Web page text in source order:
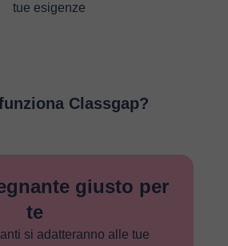
tue esigenze
Classgap?
giusto per
te
si adatteranno alle tue